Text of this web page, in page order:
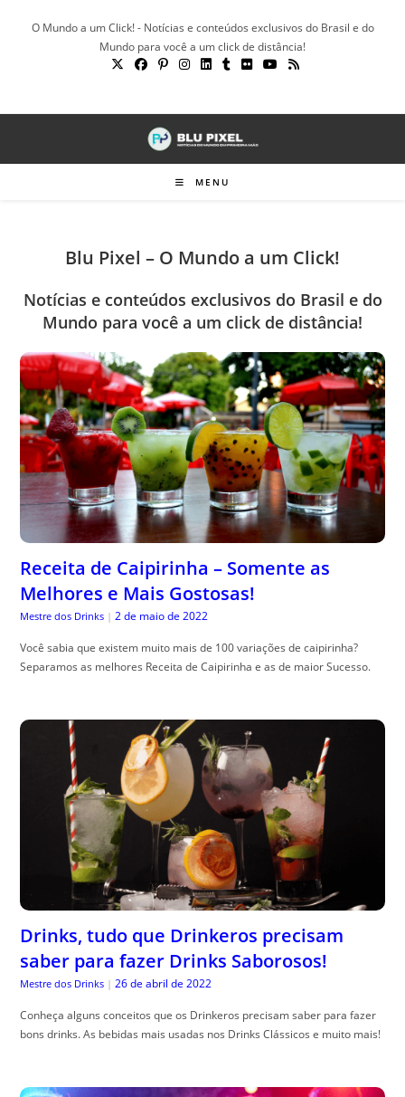
O Mundo a um Click! - Notícias e conteúdos exclusivos do Brasil e do
Mundo para você a um click de distância!
MENU
Blu Pixel – O Mundo a um Click!
Notícias e conteúdos exclusivos do Brasil e do
Mundo para você a um click de distância!
Receita de Caipirinha – Somente as
Melhores e Mais Gostosas!
Mestre dos Drinks | 2 de maio de 2022
Você sabia que existem muito mais de 100 variações de caipirinha?
Separamos as melhores Receita de Caipirinha e as de maior Sucesso.
Drinks, tudo que Drinkeros precisam
saber para fazer Drinks Saborosos!
Mestre dos Drinks | 26 de abril de 2022
Conheça alguns conceitos que os Drinkeros precisam saber para fazer
bons drinks. As bebidas mais usadas nos Drinks Clássicos e muito mais!